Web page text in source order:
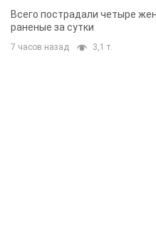
Всего пострадали четыре
раненые за сутки
7 часов назад 3,1 т.